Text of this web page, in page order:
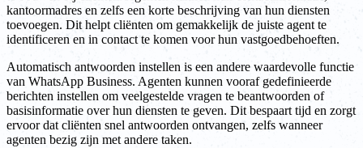
kantoormadres en zelfs een korte beschrijving van hun diensten
toevoegen. Dit helpt cliënten om gemakkelijk de juiste agent te
identificeren en in contact te komen voor hun vastgoedbehoeften.
Automatisch antwoorden instellen is een andere waardevolle functie
van WhatsApp Business. Agenten kunnen vooraf gedefinieerde
berichten instellen om veelgestelde vragen te beantwoorden of
basisinformatie over hun diensten te geven. Dit bespaart tijd en zorgt
ervoor dat cliënten snel antwoorden ontvangen, zelfs wanneer
agenten bezig zijn met andere taken.